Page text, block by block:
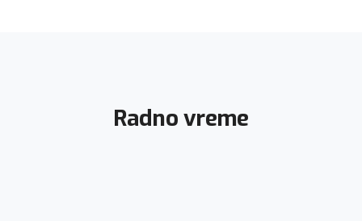
Radno vreme